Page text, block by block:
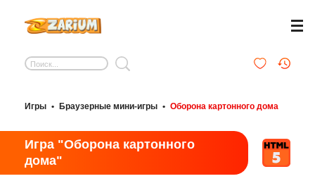
Игры • Браузерные мини-игры • Оборона картонного дома
Игра "Оборона картонного
дома"